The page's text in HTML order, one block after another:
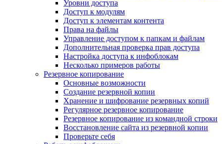
Уровни доступа
Доступ к модулям
Доступ к элементам контента
Права на файлы
Управление доступом к папкам и файлам
Дополнительная проверка прав доступа
Настройка доступа к инфоблокам
Несколько примеров работы
Резервное копирование
Основные возможности
Создание резервной копии
Хранение и шифрование резервных копий
Регулярное резервное копирование
Резервное копирование из командной строки
Восстановление сайта из резервной копии
Проверьте себя